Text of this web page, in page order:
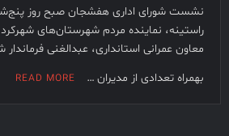
نشست شورای اداری هفشجان صبح روز
راستینه، نماینده مردم شهرستان‌های
معاون عمرانی استانداری، عبدالغنی
بهمراه تعدادی از مدیران …
READ MORE